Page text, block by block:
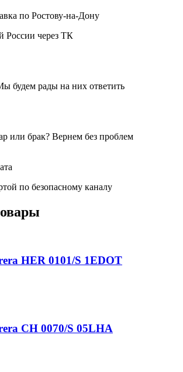
по Ростову-на-Дону
России через ТК
будем рады на них ответить
или брак? Вернем без проблем
по безопасному каналу
HER 0101/S 1EDOT
CH 0070/S 05LHA